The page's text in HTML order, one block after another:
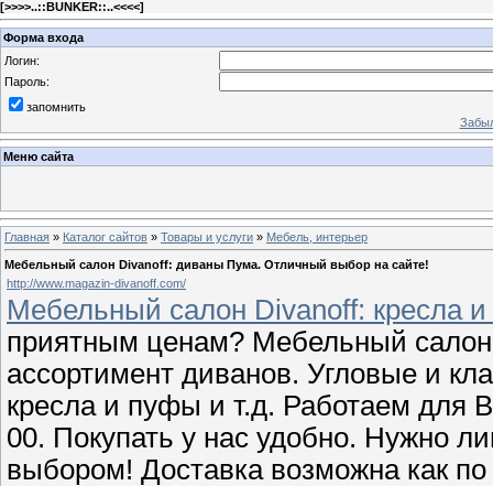
[>>>>..::BUNKER::..<<<<]
Форма входа
Логин:
Пароль:
запомнить
Меню сайта
Главная » Каталог сайтов » Товары и услуги » Мебель, интерьер
Мебельный салон Divanoff: диваны Пума. Отличный выбор на сайте!
http://www.magazin-divanoff.com/
Мебельный салон Divanoff: кресла
приятным ценам? Мебельный
ассортимент диванов. Угловые и
кресла и пуфы и т.д. Работаем для
00. Покупать у нас удобно. Нужно
выбором! Доставка возможна как